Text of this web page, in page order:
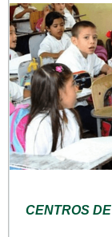
CENTROS